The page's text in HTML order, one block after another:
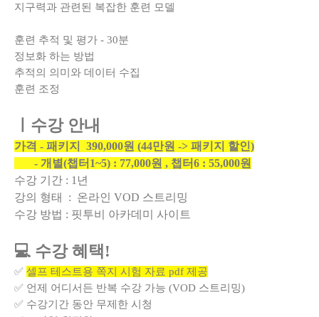
지구력과 관련된 복잡한 훈련 모델
훈련 추적 및 평가 - 30분
정보화 하는 방법
추적의 의미와 데이터 수집
훈련 조정
ㅣ수강 안내
가격 - 패키지 390,000원 (44만원 -> 패키지 할인)
- 개별(챕터1~5) : 77,000원 , 챕터6 : 55,000원
수강 기간 : 1년
강의 형태 : 온라인 VOD 스트리밍
수강 방법 : 핏투비 아카데미 사이트
💻 수강 혜택!
✅ 셀프 테스트용 쪽지 시험 자료 pdf 제공
✅ 언제 어디서든 반복 수강 가능 (VOD 스트리밍)
✅ 수강기간 동안 무제한 시청